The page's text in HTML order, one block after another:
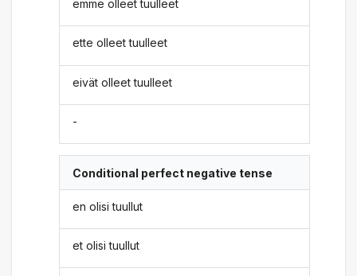
emme olleet tuulleet
ette olleet tuulleet
eivät olleet tuulleet
-
Conditional perfect negative tense
en olisi tuullut
et olisi tuullut